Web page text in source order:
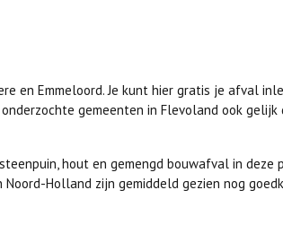
en Emmeloord. Je kunt hier gratis je afval
gemeenten in Flevoland ook
hout en gemengd bouwafval in deze
Holland zijn gemiddeld gezien nog